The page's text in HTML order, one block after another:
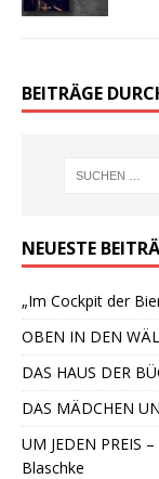
BEITRÄGE
NEUESTE
„Im Cockpit der
OBEN IN DEN
DAS HAUS DER
DAS MÄDCHEN
UM JEDEN PREIS
Blaschke